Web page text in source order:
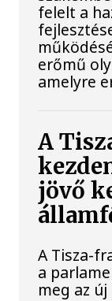
felelt a
erőmű
amelyre
A
jövő
A Tisza-
a
meg az